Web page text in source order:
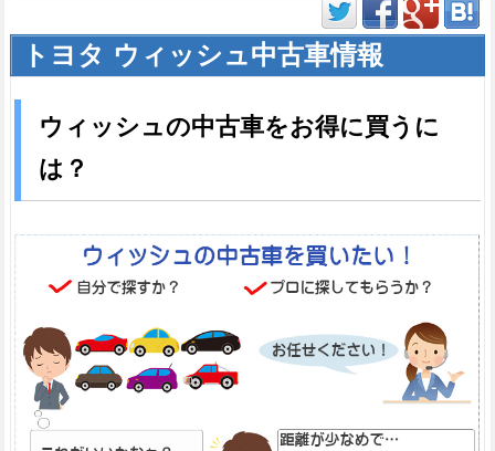
トヨタ ウィッシュ中古車情報
ウィッシュの中古車をお得に買うに
は？